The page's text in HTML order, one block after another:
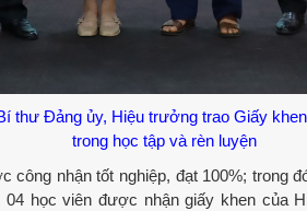
thư Đảng ủy, Hiệu trưởng trao Giấy
trong học tập và rèn luyện
công nhận tốt nghiệp, đạt 100%; trong
04 học viên được nhận giấy khen của